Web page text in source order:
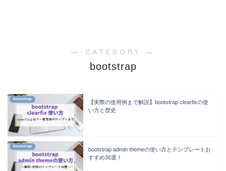
― CATEGORY ―
bootstrap
bootstrap
【実際の使用例まで解説】bootstrap clearfixの使
い方と歴史
bootstrap
bootstrap admin themeの使い方とテンプレートお
すすめ36選！